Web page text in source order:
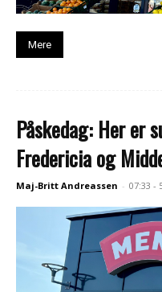
Mere
Påskedag: Her er
Fredericia og
Maj-Britt Andreassen - 07:33 -